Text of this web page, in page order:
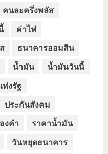
คนละครึ่งพลัส
ค่าไฟ
ธนาคารออมสิน
น้ำมัน
น้ำมันวันนี้
งรัฐ
ประกันสังคม
งคำ
ราคาน้ำมัน
วันหยุดธนาคาร